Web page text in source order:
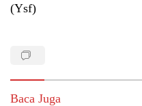
(Ysf)
Baca Juga